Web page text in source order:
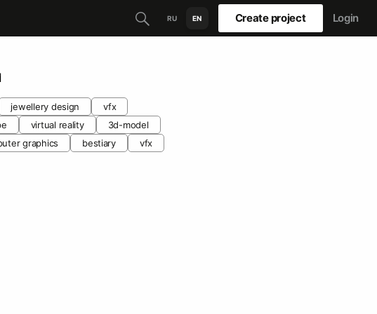
RU EN Create project Login
jewellery design
vfx
virtual reality
3d-model
graphics bestiary vfx